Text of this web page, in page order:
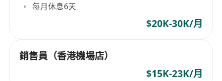
每月休息6天
$20K-30K/月
銷售員（香港機場店）
$15K-23K/月